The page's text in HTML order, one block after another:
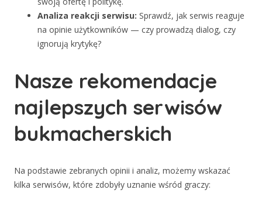
Analiza reakcji serwisu: Sprawdź, jak serwis reaguje
na opinie użytkowników — czy prowadzą dialog, czy
ignorują krytykę?
Nasze rekomendacje
najlepszych serwisów
bukmacherskich
Na podstawie zebranych opinii i analiz, możemy wskazać
kilka serwisów, które zdobyły uznanie wśród graczy: